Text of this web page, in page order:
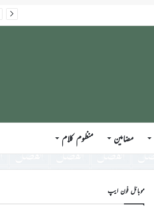
مضامین منظوم کلام
موبائل فون ایپ